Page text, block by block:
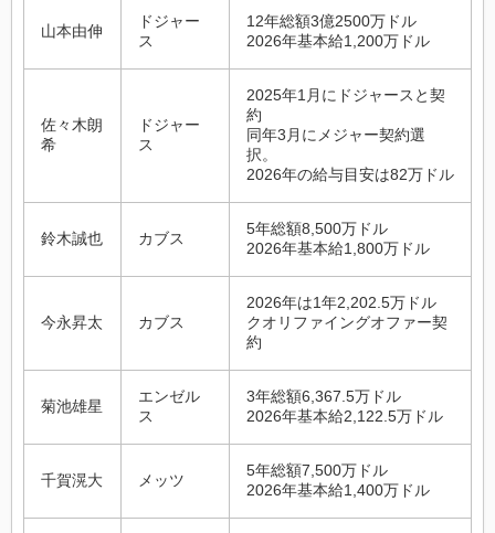
山本由伸
ドジャー
ス
12年総額3億2500万ドル
2026年基本給1,200万ドル
佐々木朗
希
ドジャー
ス
2025年1月にドジャースと契
約
同年3月にメジャー契約選
択。
2026年の給与目安は82万ドル
鈴木誠也 カブス
5年総額8,500万ドル
2026年基本給1,800万ドル
今永昇太 カブス
2026年は1年2,202.5万ドル
クオリファイングオファー契
約
菊池雄星
エンゼル
ス
3年総額6,367.5万ドル
2026年基本給2,122.5万ドル
千賀滉大 メッツ
5年総額7,500万ドル
2026年基本給1,400万ドル